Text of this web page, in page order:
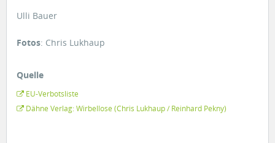
Ulli Bauer
Fotos: Chris Lukhaup
Quelle
EU-Verbotsliste
Dähne Verlag: Wirbellose (Chris Lukhaup / Reinhard Pekny)